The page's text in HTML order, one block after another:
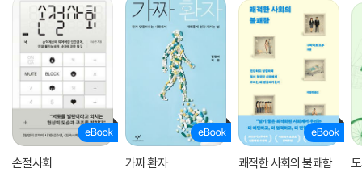
손절사회 가짜 환자 쾌적한 사회의 불쾌함